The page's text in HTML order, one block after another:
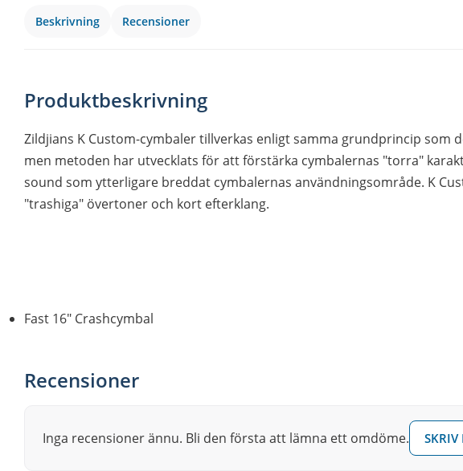
Beskrivning Recensioner
Produktbeskrivning
Zildjians K Custom-cymbaler tillverkas enligt samma grundprincip som
men metoden har utvecklats för att förstärka cymbalernas "torra"
sound som ytterligare breddat cymbalernas användningsområde. K
"trashiga" övertoner och kort efterklang.
Fast 16" Crashcymbal
Recensioner
Inga recensioner ännu. Bli den första att lämna ett omdöme. SKRIV